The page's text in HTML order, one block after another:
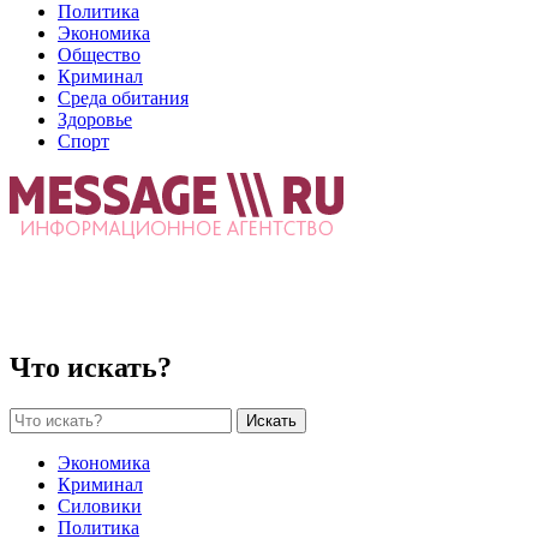
Политика
Экономика
Общество
Криминал
Среда обитания
Здоровье
Спорт
Что искать?
Искать
Экономика
Криминал
Силовики
Политика